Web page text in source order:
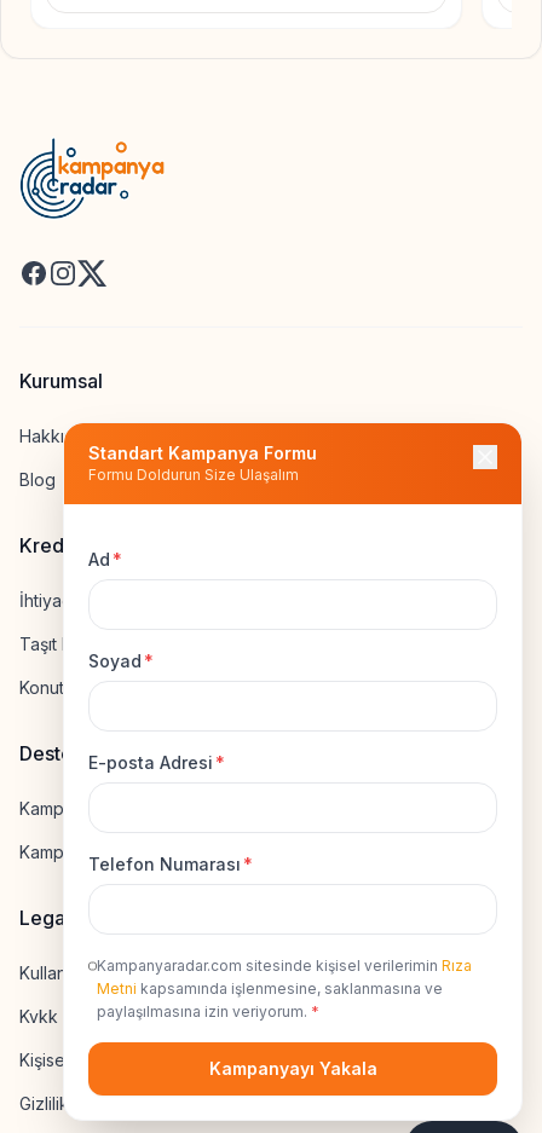
Standart Kampanya Formu
Formu Doldurun Size Ulaşalım
Ad *
Soyad *
E-posta Adresi *
Telefon Numarası *
Kampanyaradar.com sitesinde kişisel verilerimin Rıza
Metni kapsamında işlenmesine, saklanmasına ve
paylaşılmasına izin veriyorum. *
Kampanyayı Yakala
Facebook
Instagram
X
Kurumsal
Hakkımızda
Blog
Kredi Hesapla
İhtiyaç Kredisi Hesapla
Taşıt Kredisi Hesapla
Konut Kredisi Hesapla
Destek
Kampanya Gönderme
Kampanyaya Katılma
Legal
Kullanıcı Sözleşmesi
Kvkk Uyumluluk
Kişisel Veri İzni
Gizlilik Sözleşmesi